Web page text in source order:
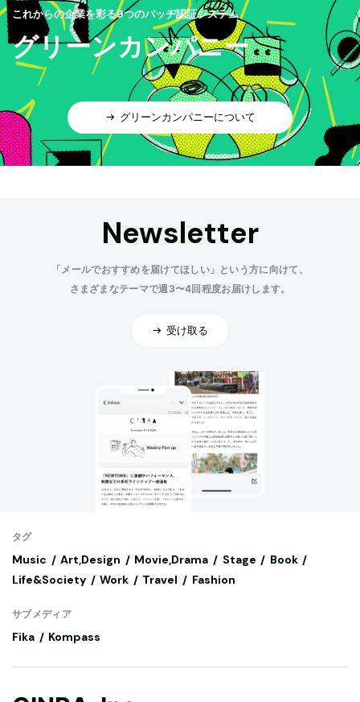
これからの企業を彩る9つのバッヂ認証システム
グリーンカンパニー
グリーンカンパニーについて
Newsletter
「メールでおすすめを届けてほしい」という方に向けて、
さまざまなテーマで週3〜4回程度お届けします。
受け取る
タグ
Music Art,Design Movie,Drama Stage
Book
Life&Society
Work Travel Fashion
サブメディア
Fika Kompass